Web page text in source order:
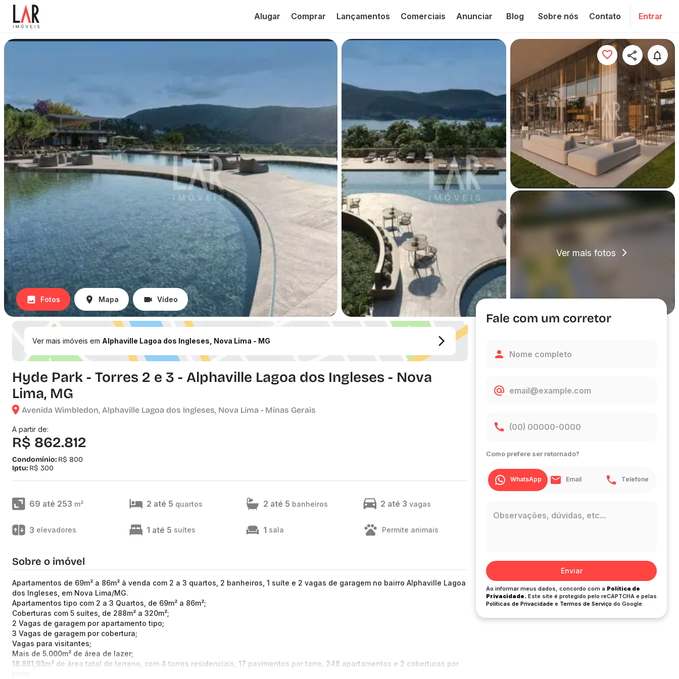
Alugar Comprar Lançamentos Comerciais Anunciar Blog Sobre nós Contato Entrar
Ver mais fotos
Fotos Mapa Vídeo
Ver mais imóveis em Alphaville Lagoa dos Ingleses, Nova Lima - MG
Hyde Park - Torres 2 e 3 - Alphaville Lagoa dos Ingleses - Nova
Lima, MG
Avenida Wimbledon, Alphaville Lagoa dos Ingleses, Nova Lima - Minas Gerais
A partir de:
R$ 862.812
Condomínio: R$ 800
Iptu: R$ 300
69 até 253 m² 2 até 5 quartos 2 até 5 banheiros 2 até 3 vagas
3 elevadores 1 até 5 suítes 1 sala Permite animais
Sobre o imóvel
Apartamentos de 69m² a 86m² à venda com 2 a 3 quartos, 2 banheiros, 1 suíte e 2 vagas de garagem no bairro Alphaville Lagoa
dos Ingleses, em Nova Lima/MG.
Apartamentos tipo com 2 a 3 Quartos, de 69m² a 86m²;
Coberturas com 5 suítes, de 288m² a 320m²;
2 Vagas de garagem por apartamento tipo;
3 Vagas de garagem por cobertura;
Vagas para visitantes;
Mais de 5.000m² de área de lazer;
18.881,93m² de área total de terreno, com 4 torres residenciais, 17 pavimentos por torre, 248 apartamentos e 2 coberturas por
Fale com um corretor
Como prefere ser retornado?
WhatsApp Email Telefone
Enviar
Ao informar meus dados, concordo com a Política de
Privacidade. Este site é protegido pelo reCAPTCHA e pelas
Políticas de Privacidade e Termos de Serviço do Google.